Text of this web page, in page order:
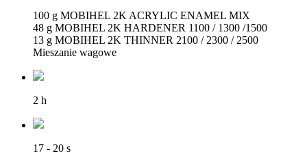
100 g MOBIHEL 2K ACRYLIC ENAMEL MIX
48 g MOBIHEL 2K HARDENER 1100 / 1300 /1500
13 g MOBIHEL 2K THINNER 2100 / 2300 / 2500
Mieszanie wagowe
2 h
17 - 20 s